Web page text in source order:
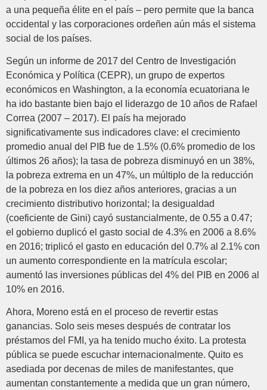
a una pequeña élite en el país – pero permite que la banca
occidental y las corporaciones ordeñen aún más el sistema
social de los países.
Según un informe de 2017 del Centro de Investigación
Económica y Política (CEPR), un grupo de expertos
económicos en Washington, a la economía ecuatoriana le
ha ido bastante bien bajo el liderazgo de 10 años de Rafael
Correa (2007 – 2017). El país ha mejorado
significativamente sus indicadores clave: el crecimiento
promedio anual del PIB fue de 1.5% (0.6% promedio de los
últimos 26 años); la tasa de pobreza disminuyó en un 38%,
la pobreza extrema en un 47%, un múltiplo de la reducción
de la pobreza en los diez años anteriores, gracias a un
crecimiento distributivo horizontal; la desigualdad
(coeficiente de Gini) cayó sustancialmente, de 0.55 a 0.47;
el gobierno duplicó el gasto social de 4.3% en 2006 a 8.6%
en 2016; triplicó el gasto en educación del 0.7% al 2.1% con
un aumento correspondiente en la matrícula escolar;
aumentó las inversiones públicas del 4% del PIB en 2006 al
10% en 2016.
Ahora, Moreno está en el proceso de revertir estas
ganancias. Solo seis meses después de contratar los
préstamos del FMI, ya ha tenido mucho éxito. La protesta
pública se puede escuchar internacionalmente. Quito es
asediada por decenas de miles de manifestantes, que
aumentan constantemente a medida que un gran número,